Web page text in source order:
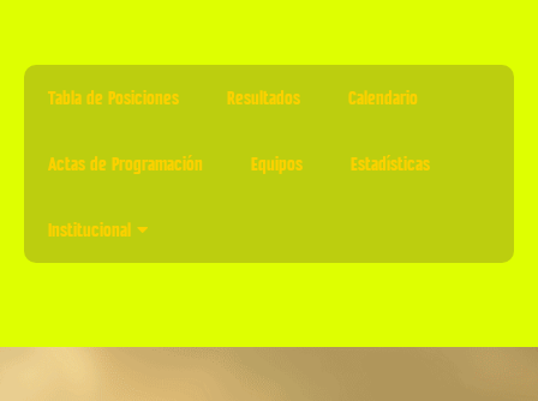
Tabla de Posiciones Resultados Calendario
Actas de Programación Equipos Estadísticas
Institucional